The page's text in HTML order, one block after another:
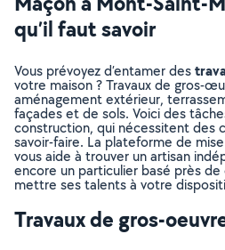
qu’il faut savoir
Vous prévoyez d’entamer des
votre maison ? Travaux de gros-
aménagement extérieur,
façades et de sols. Voici des
construction, qui nécessitent des
savoir-faire. La plateforme de
vous aide à trouver un artisan
encore un particulier basé près
mettre ses talents à votre
Travaux de gros-